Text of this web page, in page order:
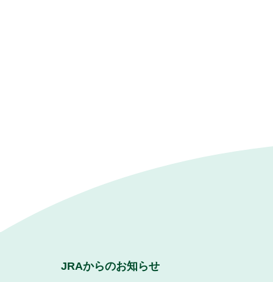
JRAからのお知らせ